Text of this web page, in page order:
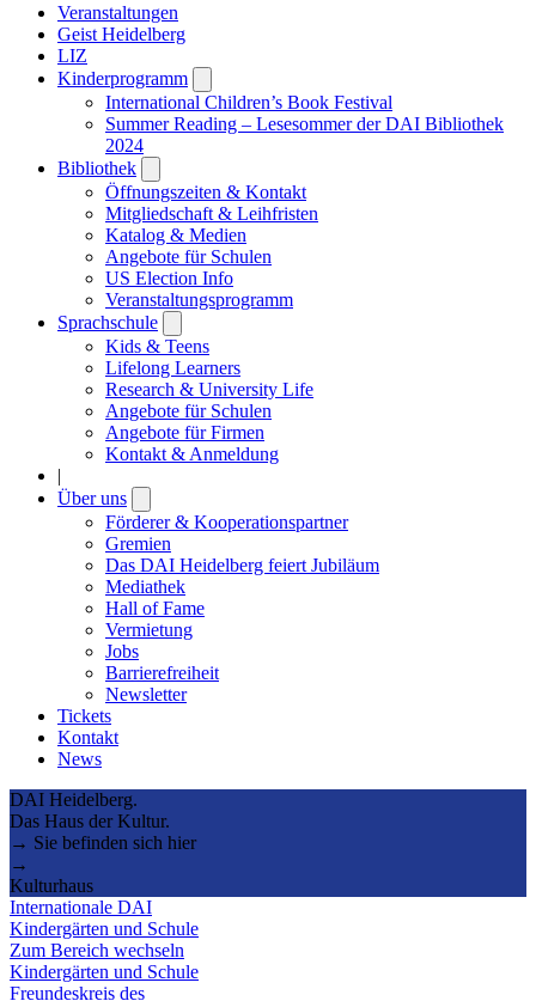
Veranstaltungen
Geist Heidelberg
LIZ
Kinderprogramm
submenu
International Children’s Book Festival
Summer Reading – Lesesommer der DAI Bibliothek
2024
Bibliothek
submenu
Öffnungszeiten & Kontakt
Mitgliedschaft & Leihfristen
Katalog & Medien
Angebote für Schulen
US Election Info
Veranstaltungsprogramm
Sprachschule
submenu
Kids & Teens
Lifelong Learners
Research & University Life
Angebote für Schulen
Angebote für Firmen
Kontakt & Anmeldung
|
Über uns
submenu
Förderer & Kooperationspartner
Gremien
Das DAI Heidelberg feiert Jubiläum
Mediathek
Hall of Fame
Vermietung
Jobs
Barrierefreiheit
Newsletter
Tickets
Kontakt
News
DAI Heidelberg.
Das Haus der Kultur.
→ Sie befinden sich hier
→
Kulturhaus
Internationale DAI
Kindergärten und Schule
Zum Bereich wechseln
Kindergärten und Schule
Freundeskreis des